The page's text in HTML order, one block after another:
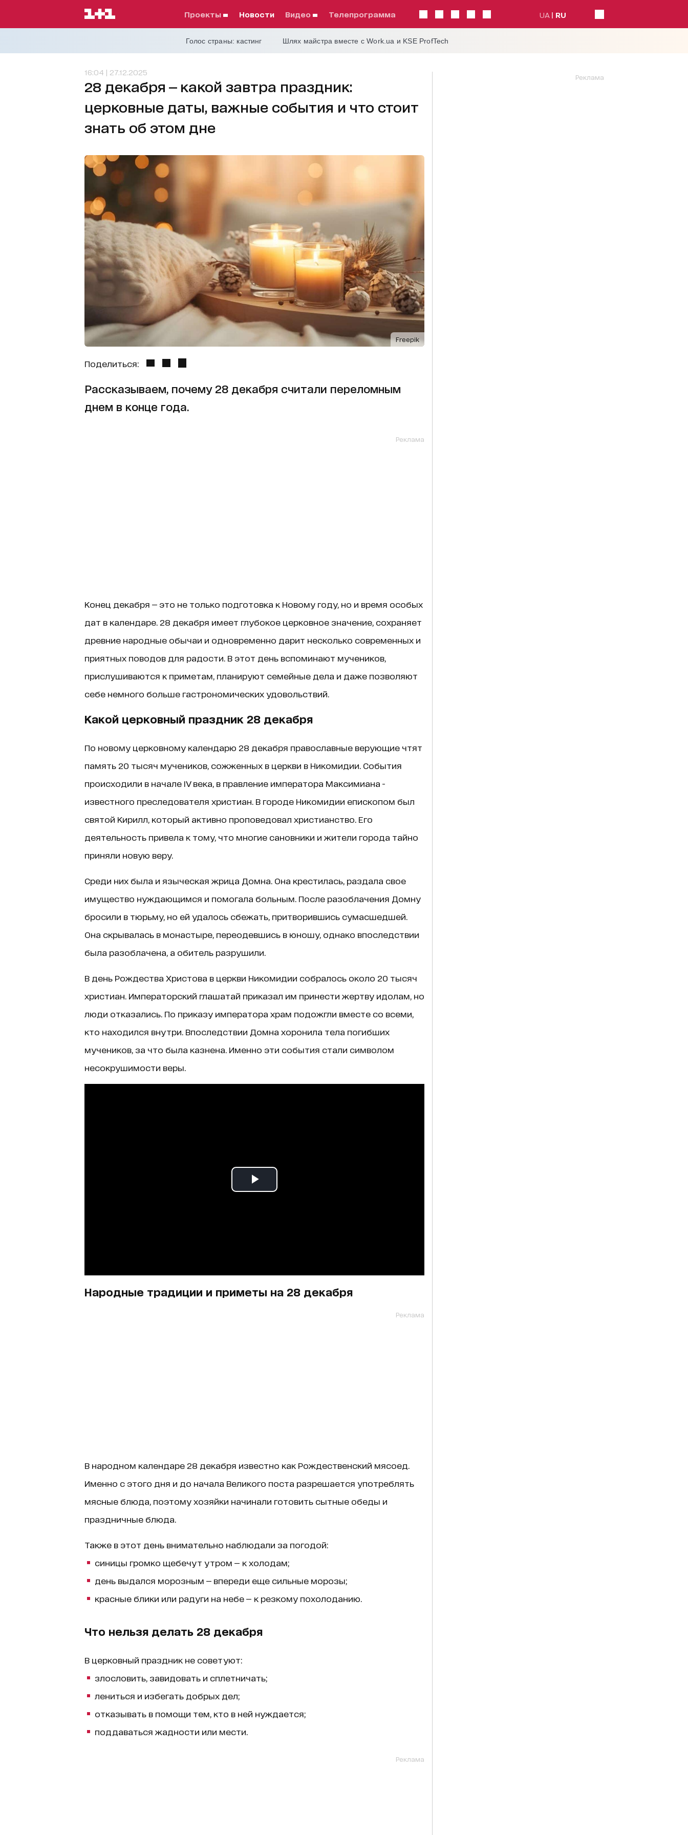
проекты Новости видео телепрограмма UA RU
Голос страны: кастинг Шлях майстра вместе с Work.ua и KSE ProfTech
16:04 | 27.12.2025
28 декабря — какой завтра праздник:
церковные даты, важные события и что стоит
знать об этом дне
Freepik
Поделиться:
Рассказываем, почему 28 декабря считали переломным
днем в конце года.
Реклама
Конец декабря — это не только подготовка к Новому году, но и время особых
дат в календаре. 28 декабря имеет глубокое церковное значение, сохраняет
древние народные обычаи и одновременно дарит несколько современных и
приятных поводов для радости. В этот день вспоминают мучеников,
прислушиваются к приметам, планируют семейные дела и даже позволяют
себе немного больше гастрономических удовольствий.
Какой церковный праздник 28 декабря
По новому церковному календарю 28 декабря православные верующие чтят
память 20 тысяч мучеников, сожженных в церкви в Никомидии. События
происходили в начале IV века, в правление императора Максимиана -
известного преследователя христиан. В городе Никомидии епископом был
святой Кирилл, который активно проповедовал христианство. Его
деятельность привела к тому, что многие сановники и жители города тайно
приняли новую веру.
Среди них была и языческая жрица Домна. Она крестилась, раздала свое
имущество нуждающимся и помогала больным. После разоблачения Домну
бросили в тюрьму, но ей удалось сбежать, притворившись сумасшедшей.
Она скрывалась в монастыре, переодевшись в юношу, однако впоследствии
была разоблачена, а обитель разрушили.
В день Рождества Христова в церкви Никомидии собралось около 20 тысяч
христиан. Императорский глашатай приказал им принести жертву идолам, но
люди отказались. По приказу императора храм подожгли вместе со всеми,
кто находился внутри. Впоследствии Домна хоронила тела погибших
мучеников, за что была казнена. Именно эти события стали символом
несокрушимости веры.
Народные традиции и приметы на 28 декабря
Реклама
В народном календаре 28 декабря известно как Рождественский мясоед.
Именно с этого дня и до начала Великого поста разрешается употреблять
мясные блюда, поэтому хозяйки начинали готовить сытные обеды и
праздничные блюда.
Также в этот день внимательно наблюдали за погодой:
синицы громко щебечут утром — к холодам;
день выдался морозным — впереди еще сильные морозы;
красные блики или радуги на небе — к резкому похолоданию.
Что нельзя делать 28 декабря
В церковный праздник не советуют:
злословить, завидовать и сплетничать;
лениться и избегать добрых дел;
отказывать в помощи тем, кто в ней нуждается;
поддаваться жадности или мести.
Реклама
Реклама